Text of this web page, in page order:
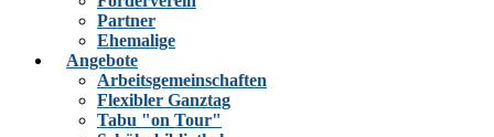
Partner
Ehemalige
Angebote
Arbeitsgemeinschaften
Flexibler Ganztag
Tabu "on Tour"